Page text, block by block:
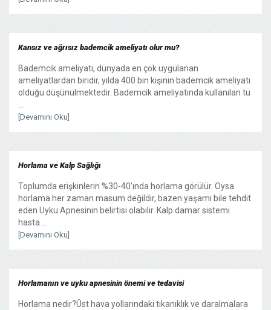
Kansız ve ağrısız bademcik ameliyatı olur mu?
Bademcik ameliyatı, dünyada en çok uygulanan
ameliyatlardan biridir, yılda 400 bin kişinin bademcik ameliyatı
olduğu düşünülmektedir. Bademcik ameliyatında kullanılan tü
[Devamını Oku]
Horlama ve Kalp Sağlığı
Toplumda erişkinlerin %30-40’ında horlama görülür. Oysa
horlama her zaman masum değildir, bazen yaşamı bile tehdit
eden Uyku Apnesinin belirtisi olabilir. Kalp damar sistemi
hasta ...
[Devamını Oku]
Horlamanın ve uyku apnesinin önemi ve tedavisi
Horlama nedir?Üst hava yollarındaki tıkanıklık ve daralmalara